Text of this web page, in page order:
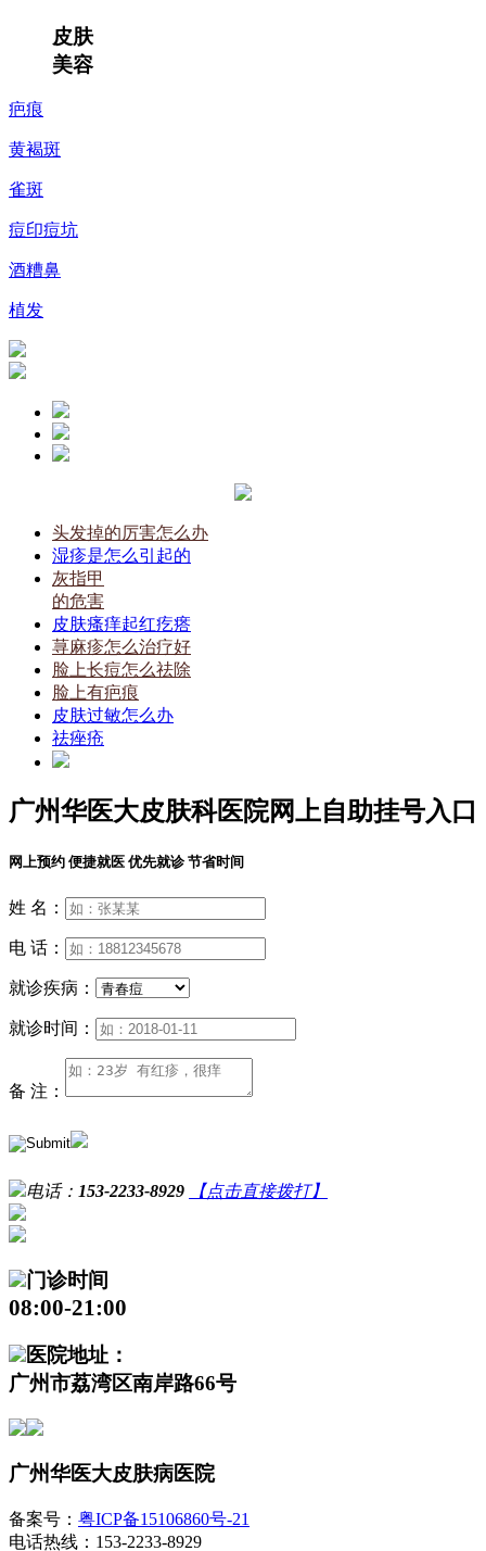
皮肤
美容
疤痕
黄褐斑
雀斑
痘印痘坑
酒糟鼻
植发
头发掉的厉害怎么办
湿疹是怎么引起的
灰指甲
的危害
皮肤瘙痒起红疙瘩
荨麻疹怎么治疗好
脸上长痘怎么祛除
脸上有疤痕
皮肤过敏怎么办
祛痤疮
广州华医大皮肤科医院网上自助挂号入口
网上预约 便捷就医 优先就诊 节省时间
姓 名：
电 话：
就诊疾病：
就诊时间：
备 注：
电话： 153-2233-8929 【点击直接拨打】
门诊时间
08:00-21:00
医院地址：
广州市荔湾区南岸路66号
广州华医大皮肤病医院
备案号： 粤ICP备15106860号-21
电话热线：153-2233-8929